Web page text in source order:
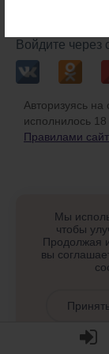
Войдите через
Авторизуясь
исполнилось
Правилами
Мы
чтобы
Продолжая
вы